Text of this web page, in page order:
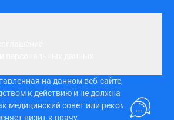
на данном веб-сайте,
к действию и не должна
медицинский совет или рекомендация
визит к врачу.